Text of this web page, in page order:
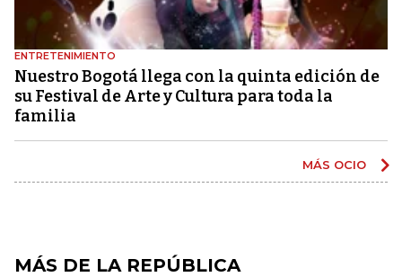
ENTRETENIMIENTO
Nuestro Bogotá llega con la quinta edición de
su Festival de Arte y Cultura para toda la
familia
MÁS OCIO
MÁS DE LA REPÚBLICA